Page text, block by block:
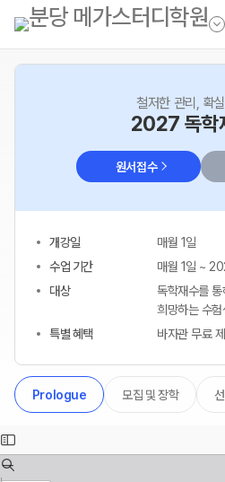
철저한 관리, 확
2027 독학
원서접수
개강일
매월 1일
수업 기간
매월 1일 ~
대상
독학재수를
희망하는 수험
특별 혜택
바자관 무료
Prologue 모집 및 장학